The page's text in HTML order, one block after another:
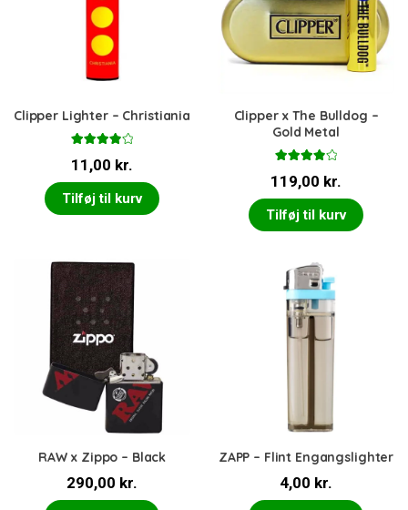
Clipper Lighter – Christiania
4.00ud
af 5
11,00 kr.
Tilføj til kurv
Clipper x The Bulldog –
Gold Metal
4.00ud
af 5
119,00 kr.
Tilføj til kurv
RAW x Zippo – Black
290,00 kr.
ZAPP – Flint Engangslighter
4,00 kr.